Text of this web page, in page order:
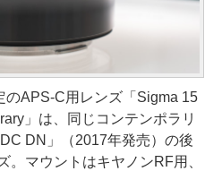
のAPS-C用レンズ「Sigma 15
」は、同じコンテンポラリ
DN」（2017年発売）の後
。マウントはキヤノンRF用、